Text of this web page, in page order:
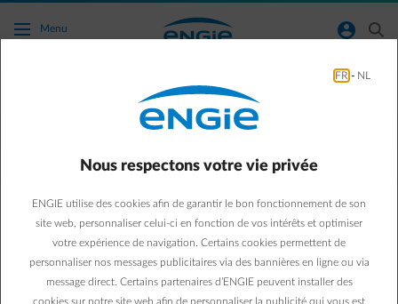
Accéder au contenu principal
Menu normal-account-circle search
Puis-je opter pour l'énergie verte ?
pack d'ENGIE. Connectez-vous ou enregistrez-vous sur l'Espace
Client pour consulter tous les détails de votre pack actuel.
FR - NL
Nous respectons votre vie privée
ENGIE utilise des cookies afin de garantir le bon fonctionnement de son
site web, personnaliser celui-ci en fonction de vos intérêts et optimiser
votre expérience de navigation. Certains cookies permettent de
personnaliser nos messages publicitaires via des bannières en ligne ou via
message direct. Certains partenaires d’ENGIE peuvent installer des
cookies sur notre site web afin de personnaliser la publicité qui vous est